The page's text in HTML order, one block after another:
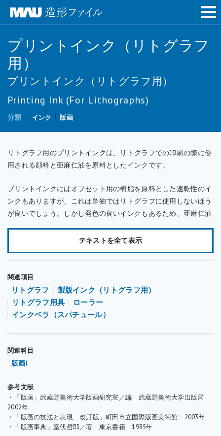
プリントインク（リトグラフ
用）
プリントインク（リトグラフ用）
Printing Ink (For Lithographs)
分類 インク 版画
リトグラフ用のプリントインクは、リトグラフでの印刷の際に使
用される顔料と亜麻仁油を原料としたインクです。
プリントインクにはオフセット用の樹脂を原料とした速乾性のイ
ンクもありますが、これは単独ではリトグラフに使用しないほう
が良いでしょう。しかし発色の良いインクもあるため、亜麻仁油
プリントインクの硬さを調節する際には、ワニス（亜麻仁油）を
混合し、調節します。また、夏期に気温が上がり、インクの粘度
が柔らかくなってしまった場合には、少量の炭酸マグネシウムや
号外ワニスをインクに加えることで粘度を硬く引き締めることも
可能です。インクの透明度を調節する場合は、透明メディウムを
混ぜて調色します。このメディウムは、多量に使用すると変色や
退色の原因になります。
プリントインクを使用する時には、練り盤の上でインクをよく練
り、固まったインクやゴミが混ざっている場合はそれらを取り除
いた後、ゴムロ－ラーにインクを均一に巻きつけ、版にインクを
また印刷後の乾燥を促進させるために、インクドライヤーを混ぜ
る場合がありますが、混合量を間違えると、インクの割れや変
色・退色などの原因となるので注意しなければなりません。
インクは版画材料を取り扱っている画材店などで購入することが
テキストを全て表示
関連項目
リトグラフ
製版インク（リトグラフ用）
リトグラフ用具
ローラー
インクベラ（スパチュール）
関連科目
版画I
参考文献
・「版画」武蔵野美術大学版画研究室／編 武蔵野美術大学出版局
2002年
・「版画の技法と表現 改訂版」町田市立国際版画美術館 2003年
・「版画事典」室伏哲郎／著 東京書籍 1985年